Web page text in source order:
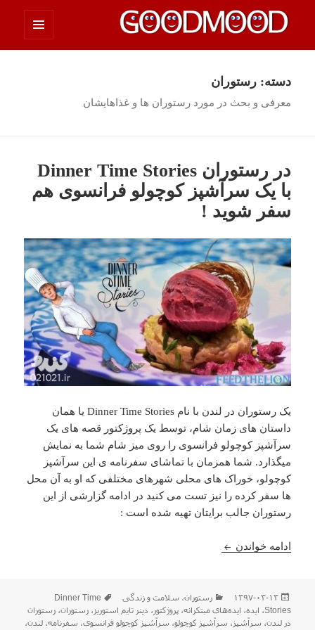
چیزای خووب مووب
دسته:رستوران
معرفی و بحث در مورد رستوران ها و غذاهایشان
در رستوران Dinner Time Stories
با یک سرآشپز کوچولو فرانسوی هم
سفر شوید !
یک رستوران در لندن با نام Dinner Time Stories یا همان
داستان های زمان شام، توسط یک پروژکتور قصه های یک
سرآشپز کوچولو فرانسوی را روی میز شام شما به نمایش
میگذارد. شما همزمان با تماشای سفرنامه ی این سرآشپز
کوچولو، خوراک های محلی شهرهای مختلفی که او به آن محل
ها سفر کرده را نیز تست می کنید در ادامه گزارشی از این
رستوران جالب برایتان تهیه شده است :
ادامه خواندن در رستوران Dinner Time Stories با یک سرآشپز کوچولو فرانسوی هم سفر شوید !
ارسال
شده
در
۱۳۹۷-۰۳-۱۳ دسته‌ها
رستوران، سلامت و زندگی برچسب‌ها
Dinner Time
Stories، ایده، ایده‌های مبتکرانه،پروژکتور ، دینر تایم استوریز ،رستوران،رستوران
در لندن، سرآشپز ، سرآشپز کوچولو، سرآشپز کوچولو فرانسوی، سفرنامه،لندن،